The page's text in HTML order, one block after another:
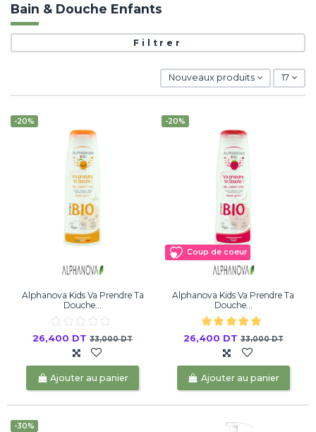
Bain & Douche Enfants
Filtrer
Nouveaux produits 17
-20%
Alphanova Kids Va Prendre Ta
Douche...
26,400 DT33,000 DT
Ajouter au panier
Coup de coeur
-20%
Alphanova Kids Va Prendre Ta
Douche...
26,400 DT33,000 DT
Ajouter au panier
-30%